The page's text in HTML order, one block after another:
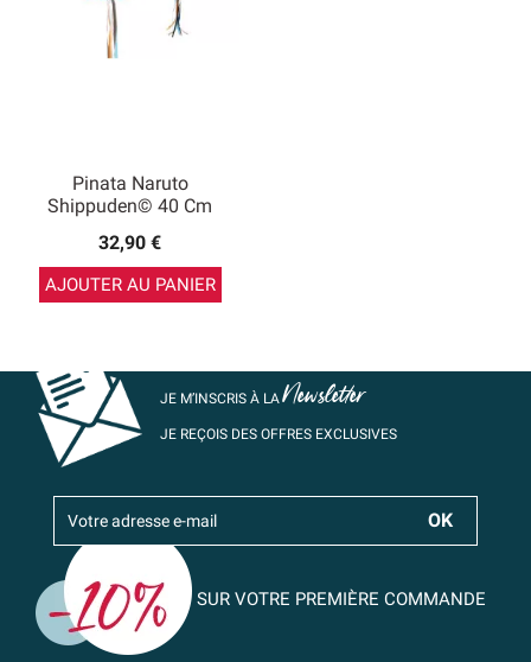
Pinata Naruto
Shippuden© 40 Cm
32,90 €
AJOUTER AU PANIER
JE M’INSCRIS À LANewsletter
JE REÇOIS DES OFFRES EXCLUSIVES
SUR VOTRE PREMIÈRE COMMANDE